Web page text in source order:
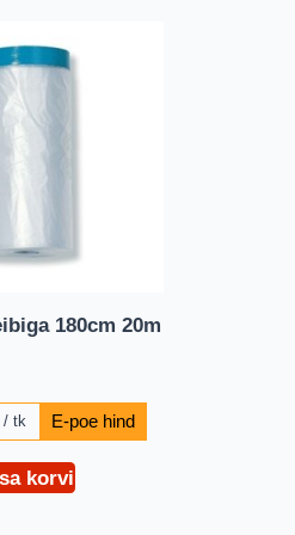
180cm 20m
tk
korvi